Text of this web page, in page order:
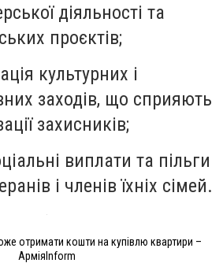
діяльності та
проєктів;
культурних і
заходів, що сприяють
захисників;
виплати та пільги
і членів їхніх сімей.
отримати кошти на купівлю квартири –
АрміяInform